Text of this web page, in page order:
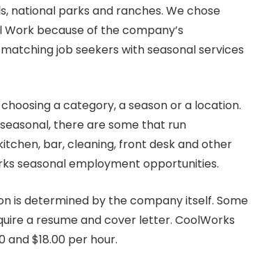
national parks and ranches. We chose
because of the company’s
job seekers with seasonal services
choosing a category, a season or a location.
there are some that run
bar, cleaning, front desk and other
seasonal employment opportunities.
is determined by the company itself. Some
a resume and cover letter. CoolWorks
$18.00 per hour.